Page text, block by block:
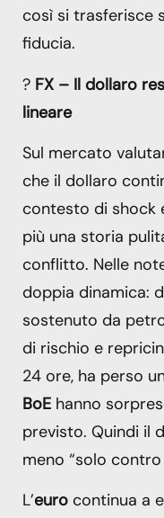
così si trasferisce
fiducia.
? FX – Il dollaro
lineare
Sul mercato
che il dollaro
contesto di shock
più una storia
conflitto. Nelle
doppia dinamica:
sostenuto da
di rischio e
24 ore, ha perso
BoE hanno
previsto. Quindi il
meno “solo
L’euro continua a